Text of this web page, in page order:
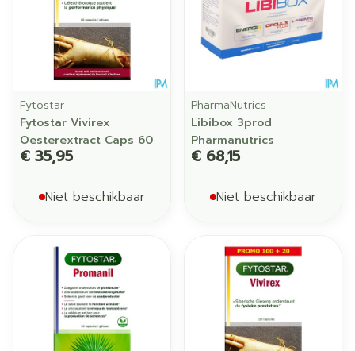
Fytostar
Fytostar Vivirex
Oesterextract Caps 60
€ 35,95
Niet beschikbaar
PharmaNutrics
Libibox 3prod
Pharmanutrics
€ 68,15
Niet beschikbaar